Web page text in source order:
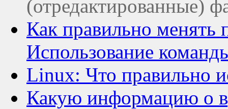
(отредактированные)
Как правильно менять
Использование
Linux: Что правильно
Какую информацию о